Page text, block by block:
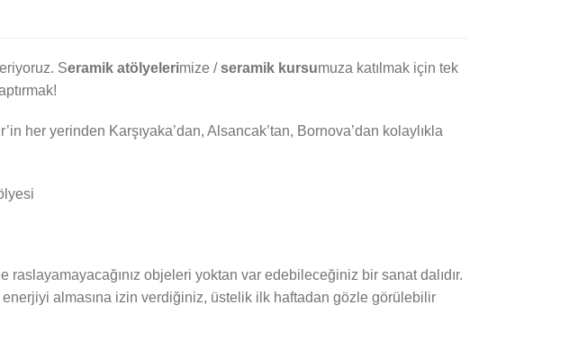
Seramik atölyelerimize /seramik kursumuza katılmak için tek
her yerinden Karşıyaka’dan, Alsancak’tan, Bornova’dan kolaylıkla
objeleri yoktan var edebileceğiniz bir sanat dalıdır.
almasına izin verdiğiniz, üstelik ilk haftadan gözle görülebilir